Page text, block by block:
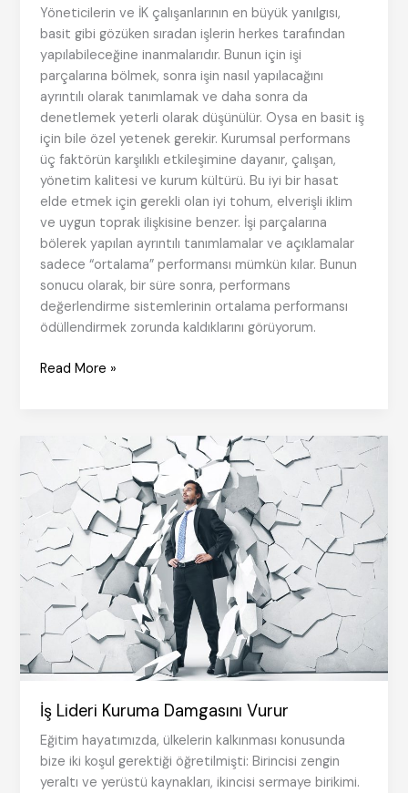
Yöneticilerin ve İK çalışanlarının en büyük yanılgısı,
basit gibi gözüken sıradan işlerin herkes tarafından
yapılabileceğine inanmalarıdır. Bunun için işi
parçalarına bölmek, sonra işin nasıl yapılacağını
ayrıntılı olarak tanımlamak ve daha sonra da
denetlemek yeterli olarak düşünülür. Oysa en basit iş
için bile özel yetenek gerekir. Kurumsal performans
üç faktörün karşılıklı etkileşimine dayanır, çalışan,
yönetim kalitesi ve kurum kültürü. Bu iyi bir hasat
elde etmek için gerekli olan iyi tohum, elverişli iklim
ve uygun toprak ilişkisine benzer. İşi parçalarına
bölerek yapılan ayrıntılı tanımlamalar ve açıklamalar
sadece “ortalama” performansı mümkün kılar. Bunun
sonucu olarak, bir süre sonra, performans
değerlendirme sistemlerinin ortalama performansı
ödüllendirmek zorunda kaldıklarını görüyorum.
Bedeli
mı
Ödemek
İstersiniz?
Read More »
İş Lideri Kuruma Damgasını Vurur
Eğitim hayatımızda, ülkelerin kalkınması konusunda
bize iki koşul gerektiği öğretilmişti: Birincisi zengin
yeraltı ve yerüstü kaynakları, ikincisi sermaye birikimi.